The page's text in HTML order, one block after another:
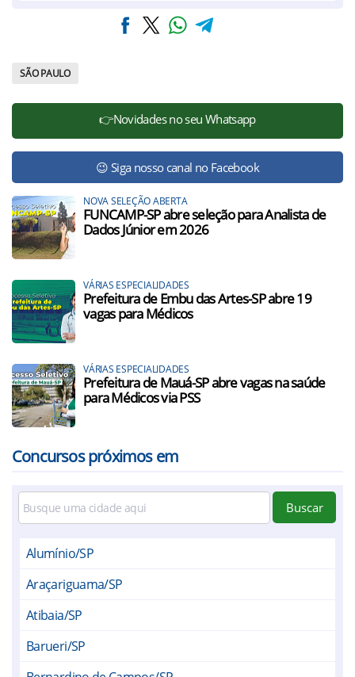
SÃO PAULO
👉Novidades no seu Whatsapp
😉 Siga nosso canal no Facebook
NOVA SELEÇÃO ABERTA
FUNCAMP-SP abre seleção para Analista de
Dados Júnior em 2026
VÁRIAS ESPECIALIDADES
Prefeitura de Embu das Artes-SP abre 19
vagas para Médicos
VÁRIAS ESPECIALIDADES
Prefeitura de Mauá-SP abre vagas na saúde
para Médicos via PSS
Concursos próximos em
Buscar
Alumínio/SP
Araçariguama/SP
Atibaia/SP
Barueri/SP